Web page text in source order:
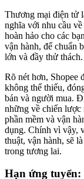
Thương mại điện tử
nghĩa với nhu cầu
hoàn hảo cho các
vận hành, để chuẩn
lớn và đầy thử thách.
Rõ nét hơn, Shopee
không thể thiếu,
bán và người mua.
những về chiến lược
phần mềm và vận
dụng. Chính vì vậy,
thuật, vận hành, sẽ
trong tương lai.
Hạn ứng tuyển: